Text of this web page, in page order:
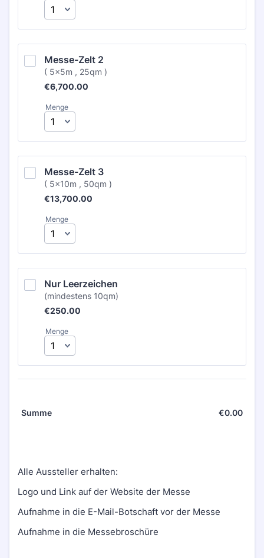
Messe-Zelt 2
( 5x5m , 25qm )
€6,700.00
€6,700.00
Menge
Messe-Zelt 3
( 5x10m , 50qm )
€13,700.00
€13,700.00
Menge
Nur Leerzeichen
(mindestens 10qm)
€250.00
€250.00
Menge
Summe €0.00
Alle Aussteller erhalten:
Logo und Link auf der Website der Messe
Aufnahme in die E-Mail-Botschaft vor der Messe
Aufnahme in die Messebroschüre